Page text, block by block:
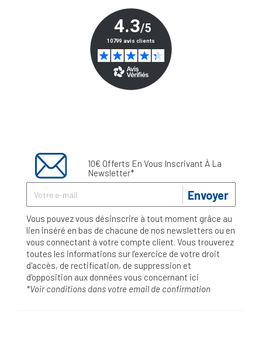
10€ Offerts En Vous Inscrivant À La
Newsletter*
Envoyer
Vous pouvez vous désinscrire à tout moment grâce au
lien inséré en bas de chacune de nos newsletters ou en
vous connectant à votre compte client. Vous trouverez
toutes les informations sur l’exercice de votre droit
d'accès, de rectification, de suppression et
d'opposition aux données vous concernant ici
*Voir conditions dans votre email de confirmation